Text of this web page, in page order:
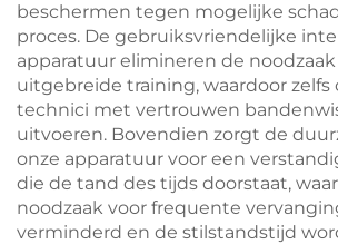
beschermen tegen mogelijke
proces. De gebruiksvriendelijke
apparatuur elimineren de
uitgebreide training, waardoor zelfs
technici met vertrouwen
uitvoeren. Bovendien zorgt de
onze apparatuur voor een
die de tand des tijds doorstaat,
noodzaak voor frequente
verminderd en de stilstandstijd